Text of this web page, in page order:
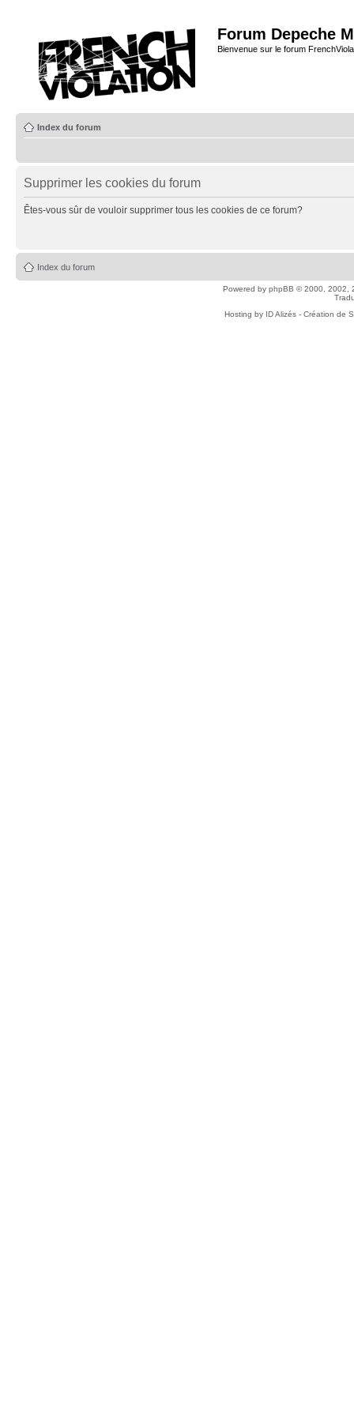
Forum Depeche
Bienvenue sur le forum
Index du forum
Supprimer les cookies du forum
Êtes-vous sûr de vouloir supprimer tous les cookies de ce forum?
Index du forum
Powered by phpBB © 2000, 2002,
Hosting by ID Alizés - Création de